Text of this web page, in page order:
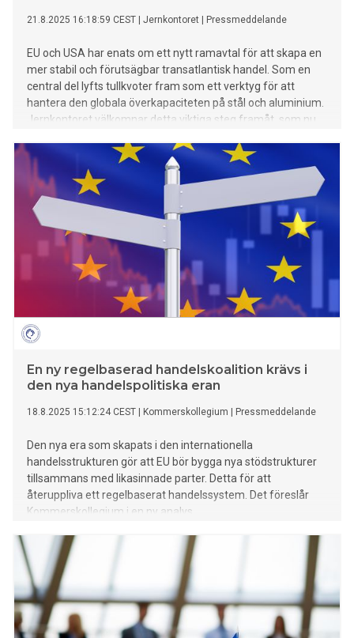
21.8.2025 16:18:59 CEST Jernkontoret Pressmeddelande
EU och USA har enats om ett nytt ramavtal för att skapa en
mer stabil och förutsägbar transatlantisk handel. Som en
central del lyfts tullkvoter fram som ett verktyg för att
hantera den globala överkapaciteten på stål och aluminium.
Jernkontoret välkomnar detta viktiga steg framåt, som nu
En ny regelbaserad handelskoalition krävs i
den nya handelspolitiska eran
18.8.2025 15:12:24 CEST Kommerskollegium Pressmeddelande
Den nya era som skapats i den internationella
handelsstrukturen gör att EU bör bygga nya stödstrukturer
tillsammans med likasinnade parter. Detta för att
återuppliva ett regelbaserat handelssystem. Det föreslår
Kommerskollegium i en ny analys.